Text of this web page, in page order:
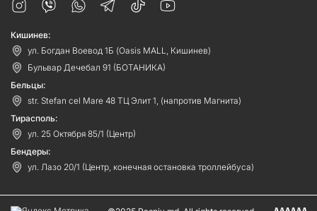
Кишинев:
ул. Богдан Воевод 1Б (Oasis MALL, Кишинев)
Бульвар Дечебал 91 (БОТАНИКА)
Бельцы:
str. Stefan cel Mare 48 ТЦ Элит 1, (напротив Магнита)
Тирасполь:
ул. 25 Октября 85/1 (Центр)
Бендеры:
ул. Лазо 20/1 (Центр, конечная остановка троллейбуса)